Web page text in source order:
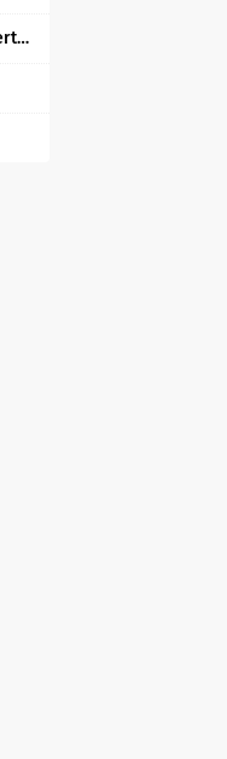
Mutfaktaki Yeni İlham Kaynağınız: Supertarifler.com ile Tanışın